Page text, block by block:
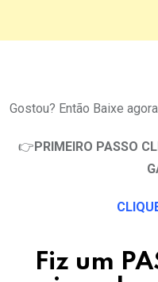
Gostou? Então Baixe
👉PRIMEIRO PASSO
Fiz um